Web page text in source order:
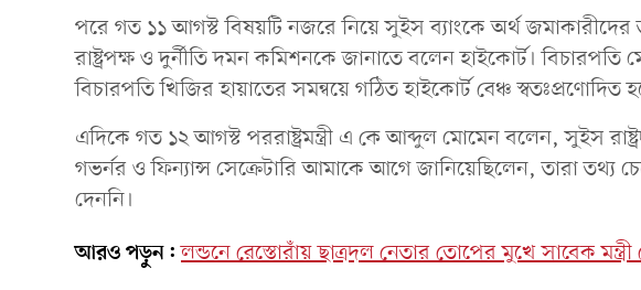
পরে গত ১১ আগস্ট বিষয়টি নজরে নিয়ে সুইস ব্যাংকে অর্থ জমাকারীদের
রাষ্ট্রপক্ষ ও দুর্নীতি দমন কমিশনকে জানাতে বলেন হাইকোর্ট।
বিচারপতি খিজির হায়াতের সমন্বয়ে গঠিত হাইকোর্ট বেঞ্চ
এদিকে গত ১২ আগস্ট পররাষ্ট্রমন্ত্রী এ কে আব্দুল মোমেন বলেন, সুইস
গভর্নর ও ফিন্যান্স সেক্রেটারি আমাকে আগে জানিয়েছিলেন, তারা তথ্য
দেননি।
আরও পড়ুন: লন্ডনে রেস্তোরাঁয় ছাত্রদল নেতার তোপের মুখে সাবেক